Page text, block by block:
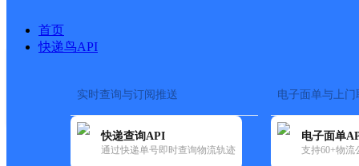
首页
快递鸟API
实时查询与订阅推送
快递查询API
通过快递单号即时查询物流轨迹
电子面单与上门
电子面单
支持60+物流
快运大全 快递时效